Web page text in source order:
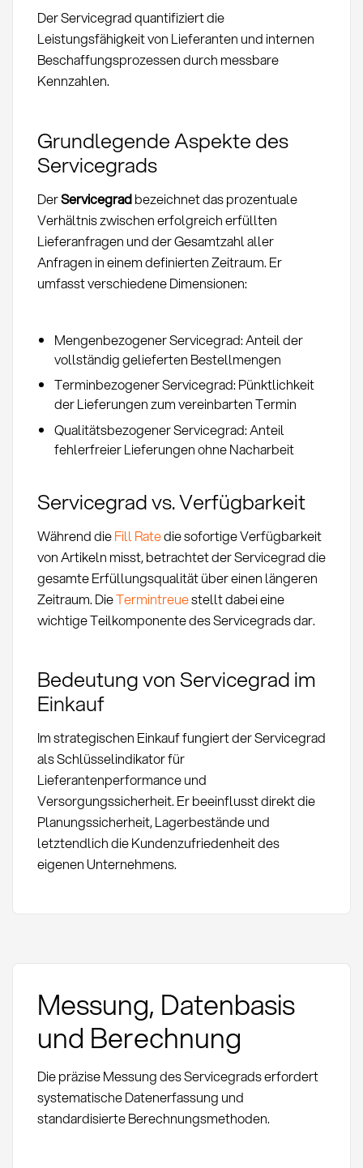
Der Servicegrad quantifiziert die
Leistungsfähigkeit von Lieferanten und internen
Beschaffungsprozessen durch messbare
Kennzahlen.
Grundlegende Aspekte des
Servicegrads
DerServicegradbezeichnet das prozentuale
Verhältnis zwischen erfolgreich erfüllten
Lieferanfragen und der Gesamtzahl aller
Anfragen in einem definierten Zeitraum. Er
umfasst verschiedene Dimensionen:
Mengenbezogener Servicegrad: Anteil der
vollständig gelieferten Bestellmengen
Terminbezogener Servicegrad: Pünktlichkeit
der Lieferungen zum vereinbarten Termin
Qualitätsbezogener Servicegrad: Anteil
fehlerfreier Lieferungen ohne Nacharbeit
Servicegrad vs. Verfügbarkeit
Während dieFill Ratedie sofortige Verfügbarkeit
von Artikeln misst, betrachtet der Servicegrad die
gesamte Erfüllungsqualität über einen längeren
Zeitraum. DieTermintreuestellt dabei eine
wichtige Teilkomponente des Servicegrads dar.
Bedeutung von Servicegrad im
Einkauf
Im strategischen Einkauf fungiert der Servicegrad
als Schlüsselindikator für
Lieferantenperformance und
Versorgungssicherheit. Er beeinflusst direkt die
Planungssicherheit, Lagerbestände und
letztendlich die Kundenzufriedenheit des
eigenen Unternehmens.
Messung, Datenbasis
und Berechnung
Die präzise Messung des Servicegrads erfordert
systematische Datenerfassung und
standardisierte Berechnungsmethoden.